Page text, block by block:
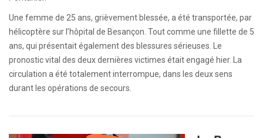
Une femme de 25 ans, grièvement blessée, a été transportée, par
hélicoptère sur l’hôpital de Besançon. Tout comme une fillette de 5
ans, qui présentait également des blessures sérieuses. Le
pronostic vital des deux dernières victimes était engagé hier. La
circulation a été totalement interrompue, dans les deux sens
durant les opérations de secours.